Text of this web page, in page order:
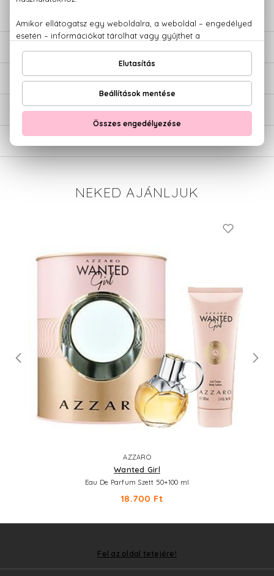
ÉRTÉKELÉSEK (0)
SZÁLLÍTÁS
NEKED AJÁNLJUK
AZZARO
Wanted Girl
Eau De Parfum Szett 50+100 ml
18.700 Ft
Fel az oldal tetejére!